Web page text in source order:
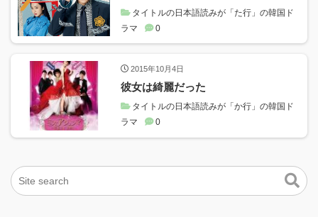
タイトルの日本語読みが「た行」の韓国ド
ラマ
0
2015年10月4日
彼女は綺麗だった
タイトルの日本語読みが「か行」の韓国ド
ラマ
0